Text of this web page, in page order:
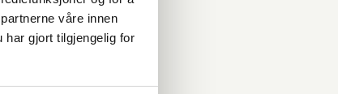
våre innen
har gjort tilgjengelig for